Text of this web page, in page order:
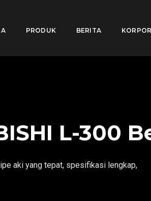
PRODUK BERITA
L-300
aki yang tepat, spesifikasi lengkap,